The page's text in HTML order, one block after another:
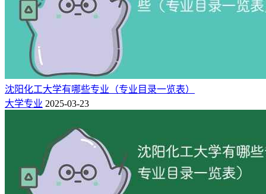
无机非金属材料工程
粉体材料科学与工程
自动化与电气工程学院
自动化
电子科学与技术
测控技术与仪器
外国语学院
英语
沈阳化工大学有哪些专业（专业目录一览表）
大学专业 2025-03-23